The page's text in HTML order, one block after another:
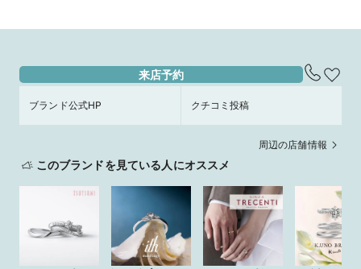
来店予約
ブランド公式HP クチコミ投稿
周辺の店舗情報
このブランドを見ている人にオススメ